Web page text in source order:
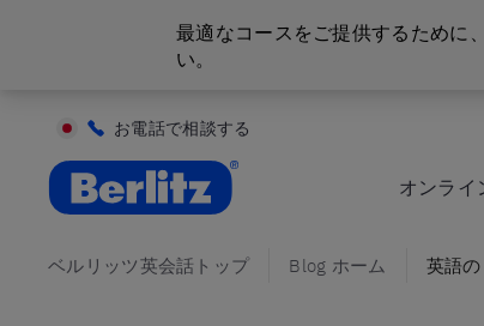
最適なコースをご提供するために
い。
お電話で相談する
英会話教室と語学スクール | ベルリッツ
オンライ
ベルリッツ英会話トップ Blog ホーム 英語